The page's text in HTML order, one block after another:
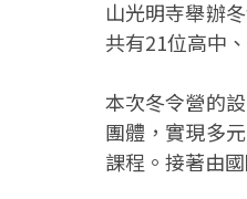
山光明寺舉辦
共有21位高中
本次冬令營的
團體，實現多
課程。接著由